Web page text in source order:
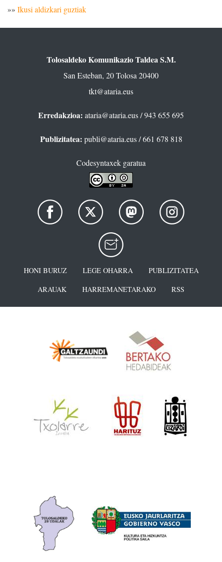
»» Ikusi aldizkari guztiak
Tolosaldeko Komunikazio Taldea S.M.
San Esteban, 20 Tolosa 20400
tkt@ataria.eus
Erredakzioa: ataria@ataria.eus/ 943 655 695
Publizitatea: publi@ataria.eus/ 661 678 818
Codesyntaxek garatua
HONI BURUZ LEGE OHARRA
PUBLIZITATEA
ARAUAK
HARREMANETARAKO RSS